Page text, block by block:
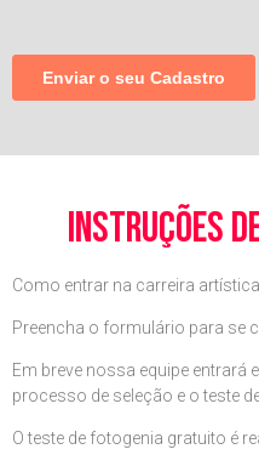
instruções
Como entrar na carreira
Preencha o formulário para se
Em breve nossa equipe entrará
processo de seleção e o teste
O teste de fotogenia gratuito é